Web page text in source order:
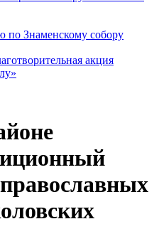
по Знаменскому собору
акция